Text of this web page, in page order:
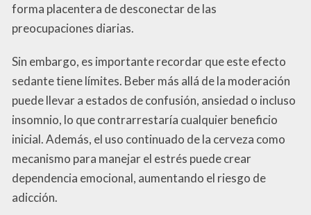
forma placentera de desconectar de las
preocupaciones diarias.
Sin embargo, es importante recordar que este efecto
sedante tiene límites. Beber más allá de la moderación
puede llevar a estados de confusión, ansiedad o incluso
insomnio, lo que contrarrestaría cualquier beneficio
inicial. Además, el uso continuado de la cerveza como
mecanismo para manejar el estrés puede crear
dependencia emocional, aumentando el riesgo de
adicción.